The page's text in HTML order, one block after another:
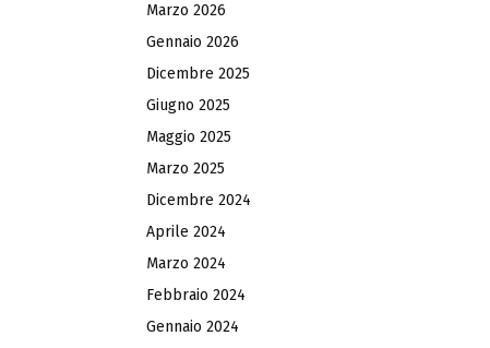
Marzo 2026
Gennaio 2026
Dicembre 2025
Giugno 2025
Maggio 2025
Marzo 2025
Dicembre 2024
Aprile 2024
Marzo 2024
Febbraio 2024
Gennaio 2024